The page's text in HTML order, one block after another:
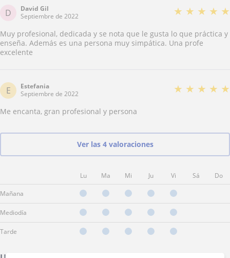
D
David Gil
Septiembre de 2022
★ ★ ★ ★ ★
Muy profesional, dedicada y se nota que le gusta lo que práctica y
enseña. Además es una persona muy simpática. Una profe
excelente
E
Estefania
Septiembre de 2022
★ ★ ★ ★ ★
Me encanta, gran profesional y persona
Ver las 4 valoraciones
Lu Ma Mi Ju Vi Sá Do
Mañana
Mediodía
Tarde